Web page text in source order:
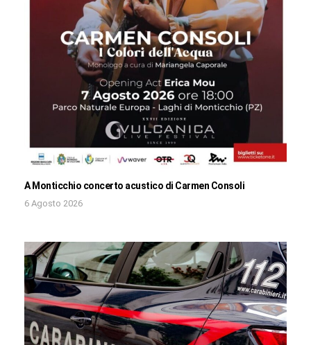
A Monticchio concerto acustico di Carmen Consoli
6 Agosto 2026